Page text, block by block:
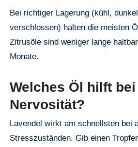
Bei richtiger Lagerung (kühl,
verschlossen) halten die meisten
Zitrusöle sind weniger lange
Monate.
Welches Öl hilft
Nervosität?
Lavendel wirkt am schnellsten bei
Stresszuständen. Gib einen